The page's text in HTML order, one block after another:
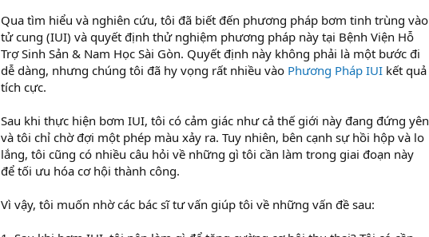
Qua tìm hiểu và nghiên cứu, tôi đã biết đến phương pháp bơm tinh trùng vào
tử cung (IUI) và quyết định thử nghiệm phương pháp này tại Bệnh Viện Hỗ
Trợ Sinh Sản & Nam Học Sài Gòn. Quyết định này không phải là một bước đi
dễ dàng, nhưng chúng tôi đã hy vọng rất nhiều vào Phương Pháp IUI kết quả
tích cực.
Sau khi thực hiện bơm IUI, tôi có cảm giác như cả thế giới này đang đứng yên
và tôi chỉ chờ đợi một phép màu xảy ra. Tuy nhiên, bên cạnh sự hồi hộp và lo
lắng, tôi cũng có nhiều câu hỏi về những gì tôi cần làm trong giai đoạn này
để tối ưu hóa cơ hội thành công.
Vì vậy, tôi muốn nhờ các bác sĩ tư vấn giúp tôi về những vấn đề sau: